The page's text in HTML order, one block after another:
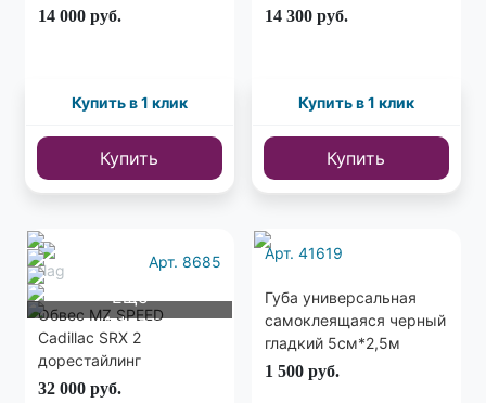
дорестайлинг
14 000 руб.
Купить в 1 клик
Купить
дорестайлинг
14 300 руб.
Купить в 1 клик
Купить
Еще
4 фото
Арт. 8685
Обвес MZ SPEED
Cadillac SRX 2
дорестайлинг
32 000 руб.
Арт. 41619
Губа универсальная
самоклеящаяся черный
гладкий 5см*2,5м
1 500 руб.